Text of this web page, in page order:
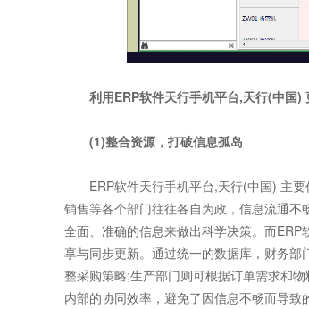
利用ERP软件天行手机平台,天行(中国)
(1)整合资源，打破信息孤岛
ERP软件天行手机平台,天行(中国) 主要
销售等各个部门往往各自为政，信息流通不
全面、准确的信息来做出科学决策。而
享与同步更新。通过统一的数据库，财务
整采购策略;生产部门则可根据订单需求和
内部的协同效率，避免了因信息不畅而导致